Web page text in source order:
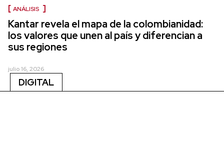
ANÁLISIS
Kantar revela el mapa de la colombianidad:
los valores que unen al país y diferencian a
sus regiones
julio 16, 2026
DIGITAL